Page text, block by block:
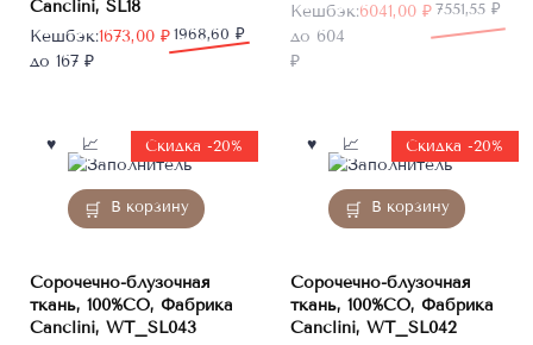
Canclini, SL18
1968,60 ₽
Первоначальная
цена
1673,00 ₽
Текущая
цена:
Кешбэк:
до 167 ₽
7551,55 ₽
Первоначальная
цена
составляла
6041,00 ₽
Текущая
цена:
6041,00 ₽.
Кешбэк:
до 604
₽
В корзину
Скидка -20%
Сорочечно-блузочная
ткань, 100%CO, Фабрика
Canclini, WT_SL043
В корзину
Скидка -20%
Сорочечно-блузочная
ткань, 100%CO, Фабрика
Canclini, WT_SL042